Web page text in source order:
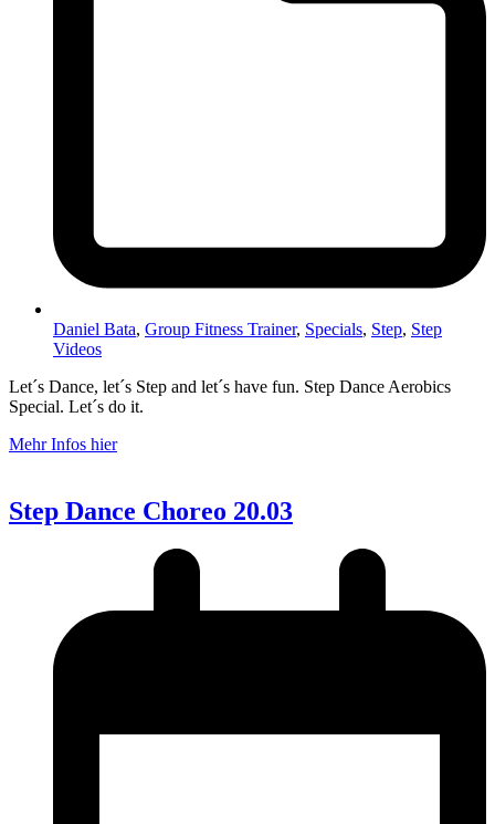
Daniel Bata, Group Fitness Trainer, Specials, Step, Step
Videos
Let´s Dance, let´s Step and let´s have fun. Step Dance Aerobics
Special. Let´s do it.
Mehr Infos hier
Step Dance Choreo 20.03